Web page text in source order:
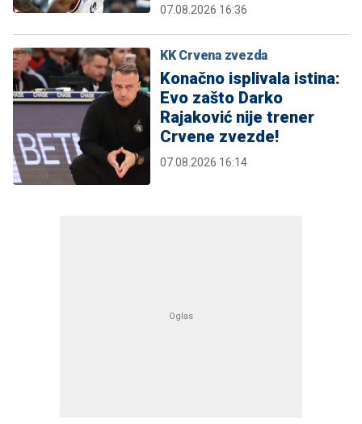
07.08.2026 16:36
KK Crvena zvezda
Konačno isplivala istina:
Evo zašto Darko
Rajaković nije trener
Crvene zvezde!
07.08.2026 16:14